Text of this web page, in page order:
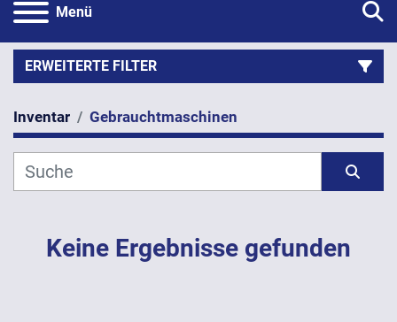
Menü
ERWEITERTE FILTER
Kategorie
Hersteller
Inventar Gebrauchtmaschinen
Keine Ergebnisse gefunden